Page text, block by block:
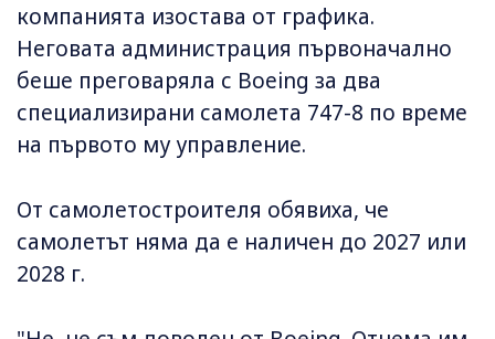
компанията изостава от графика.
Неговата администрация първоначално
беше преговаряла с Boeing за два
специализирани самолета 747-8 по време
на първото му управление.
От самолетостроителя обявиха, че
самолетът няма да е наличен до 2027 или
2028 г.